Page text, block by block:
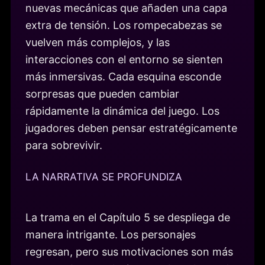
nuevas mecánicas que añaden una capa
extra de tensión. Los rompecabezas se
vuelven más complejos, y las
interacciones con el entorno se sienten
más inmersivas. Cada esquina esconde
sorpresas que pueden cambiar
rápidamente la dinámica del juego. Los
jugadores deben pensar estratégicamente
para sobrevivir.
LA NARRATIVA SE PROFUNDIZA
La trama en el Capítulo 5 se despliega de
manera intrigante. Los personajes
regresan, pero sus motivaciones son más